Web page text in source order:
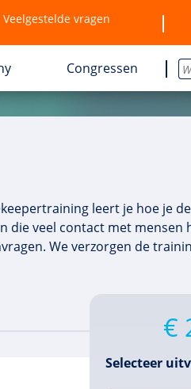
Veelgestelde vragen
Congressen
leert je hoe je
die veel contact met mensen
We verzorgen de
€
Selecteer